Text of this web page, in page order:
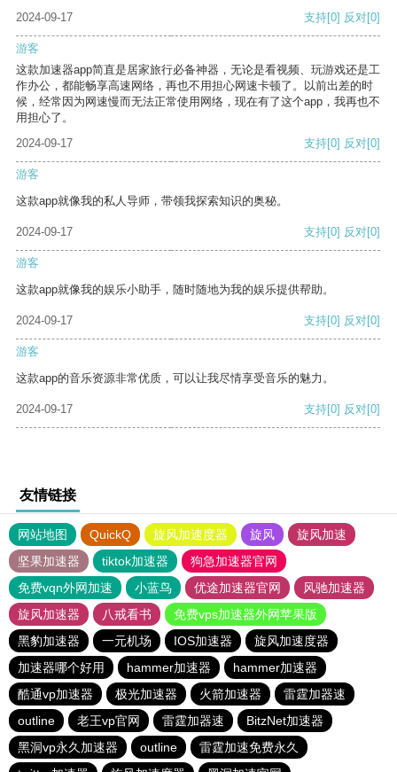
2024-09-17
支持[0] 反对[0]
游客
这款加速器app简直是居家旅行必备神器，无论是看视频、玩游戏还是工
作办公，都能畅享高速网络，再也不用担心网速卡顿了。以前出差的时
候，经常因为网速慢而无法正常使用网络，现在有了这个app，我再也不
用担心了。
2024-09-17
支持[0] 反对[0]
游客
这款app就像我的私人导师，带领我探索知识的奥秘。
2024-09-17 支持[0] 反对[0]
游客
这款app就像我的娱乐小助手，随时随地为我的娱乐提供帮助。
2024-09-17 支持[0] 反对[0]
游客
这款app的音乐资源非常优质，可以让我尽情享受音乐的魅力。
2024-09-17 支持[0] 反对[0]
友情链接
网站地图 QuickQ 旋风加速度器 旋风
旋风加速
坚果加速器
tiktok加速器
狗急加速器官网
免费vqn外网加速
小蓝鸟 优途加速器官网
风驰加速器
旋风加速器
八戒看书
免费vps加速器外网苹果版
黑豹加速器
一元机场 IOS加速器
旋风加速度器
加速器哪个好用
hammer加速器
hammer加速器
酷通vp加速器
极光加速器 火箭加速器
雷霆加器速
outline
老王vp官网 雷霆加器速
BitzNet加速器
黑洞vp永久加速器
outline
雷霆加速免费永久